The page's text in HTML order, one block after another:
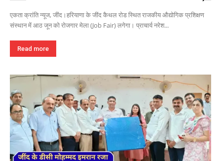
एकता क्रांति न्यूज, जींद।हरियाणा के जींद कैथल रोड स्थित राजकीय औद्योगिक प्रशिक्षण
संस्थान में आठ जून को रोजगार मेला (Job Fair) लगेगा। प्राचार्य नरेश...
Read more